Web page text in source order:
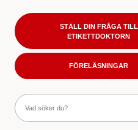
STÄLL DIN FRÅGA TILL
ETIKETTDOKTORN
FÖRELÄSNINGAR